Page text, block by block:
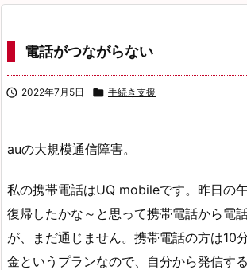
電話がつながらない
 2022年7月5日  手続き支援
auの大規模通信障害。
私の携帯電話はUQ mobileです。昨日の
復帰したかな～と思って携帯電話から電
が、まだ通じません。携帯電話の方は10
金というプランなので、自分から発信す